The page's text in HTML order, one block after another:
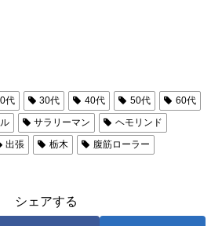
代 30代 40代 50代
60代
サラリーマン
ヘモリンド
出張 栃木
腹筋ローラー
シェアする